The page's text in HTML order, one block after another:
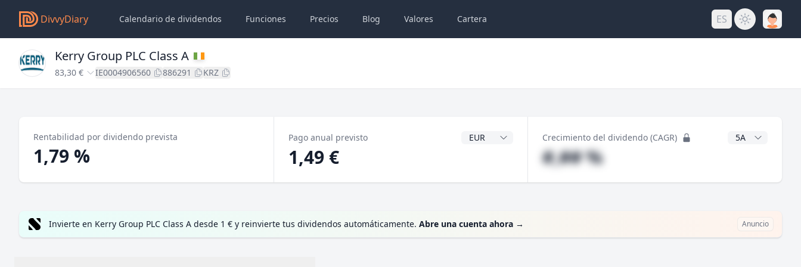
DivvyDiary Calendario de dividendos Funciones Precios Blog Valores Cartera ES
Kerry Group PLC Class A
83,30 € IE0004906560 886291 KRZ
Rentabilidad por dividendo prevista
1,79 %
Pago anual previsto Divisa del dividendo
1,49 €
Crecimiento del dividendo (CAGR) Años CAGR
#,## %
Invierte en Kerry Group PLC Class A desde 1 € y reinvierte tus dividendos automáticamente. Abre una cuenta ahora → Anuncio